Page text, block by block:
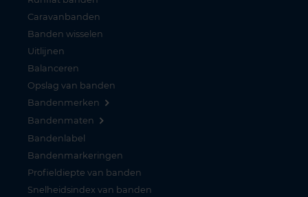
Caravanbanden
Banden wisselen
Uitlijnen
Balanceren
Opslag van banden
Bandenmerken
Bandenmaten
Bandenlabel
Bandenmarkeringen
Profieldiepte van banden
Snelheidsindex van banden